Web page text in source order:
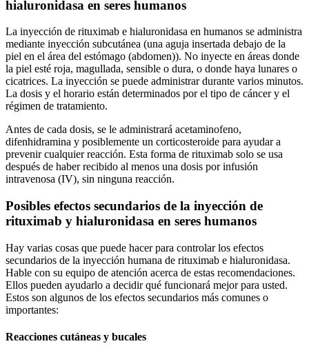
hialuronidasa en seres humanos
La inyección de rituximab e hialuronidasa en humanos se administra
mediante inyección subcutánea (una aguja insertada debajo de la
piel en el área del estómago (abdomen)). No inyecte en áreas donde
la piel esté roja, magullada, sensible o dura, o donde haya lunares o
cicatrices. La inyección se puede administrar durante varios minutos.
La dosis y el horario están determinados por el tipo de cáncer y el
régimen de tratamiento.
Antes de cada dosis, se le administrará acetaminofeno,
difenhidramina y posiblemente un corticosteroide para ayudar a
prevenir cualquier reacción. Esta forma de rituximab solo se usa
después de haber recibido al menos una dosis por infusión
intravenosa (IV), sin ninguna reacción.
Posibles efectos secundarios de la inyección de
rituximab y hialuronidasa en seres humanos
Hay varias cosas que puede hacer para controlar los efectos
secundarios de la inyección humana de rituximab e hialuronidasa.
Hable con su equipo de atención acerca de estas recomendaciones.
Ellos pueden ayudarlo a decidir qué funcionará mejor para usted.
Estos son algunos de los efectos secundarios más comunes o
importantes:
Reacciones cutáneas y bucales